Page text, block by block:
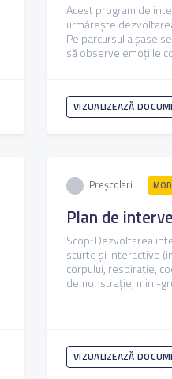
Acest program de
urmărește
Pe parcursul a șase
să observe emoțiile
VIZUALIZEAZĂ
Preșcolari
Plan de
Scop: Dezvoltarea
scurte și interactive
corpului, respirație,
demonstrație, mini-
VIZUALIZEAZĂ